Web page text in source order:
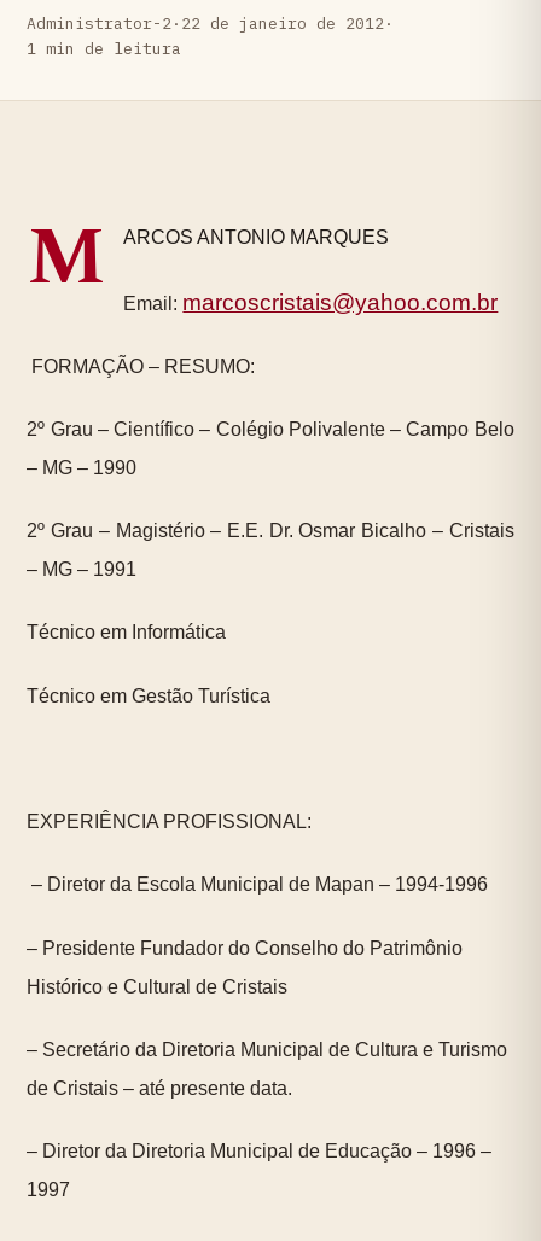
Administrator-2· 22 de janeiro de 2012·
1 min de leitura
M ARCOS ANTONIO MARQUES
Email: marcoscristais@yahoo.com.br
FORMAÇÃO – RESUMO:
2º Grau – Científico – Colégio Polivalente – Campo Belo
– MG – 1990
2º Grau – Magistério – E.E. Dr. Osmar Bicalho – Cristais
– MG – 1991
Técnico em Informática
Técnico em Gestão Turística
EXPERIÊNCIA PROFISSIONAL:
– Diretor da Escola Municipal de Mapan – 1994-1996
– Presidente Fundador do Conselho do Patrimônio
Histórico e Cultural de Cristais
– Secretário da Diretoria Municipal de Cultura e Turismo
de Cristais – até presente data.
– Diretor da Diretoria Municipal de Educação – 1996 –
1997